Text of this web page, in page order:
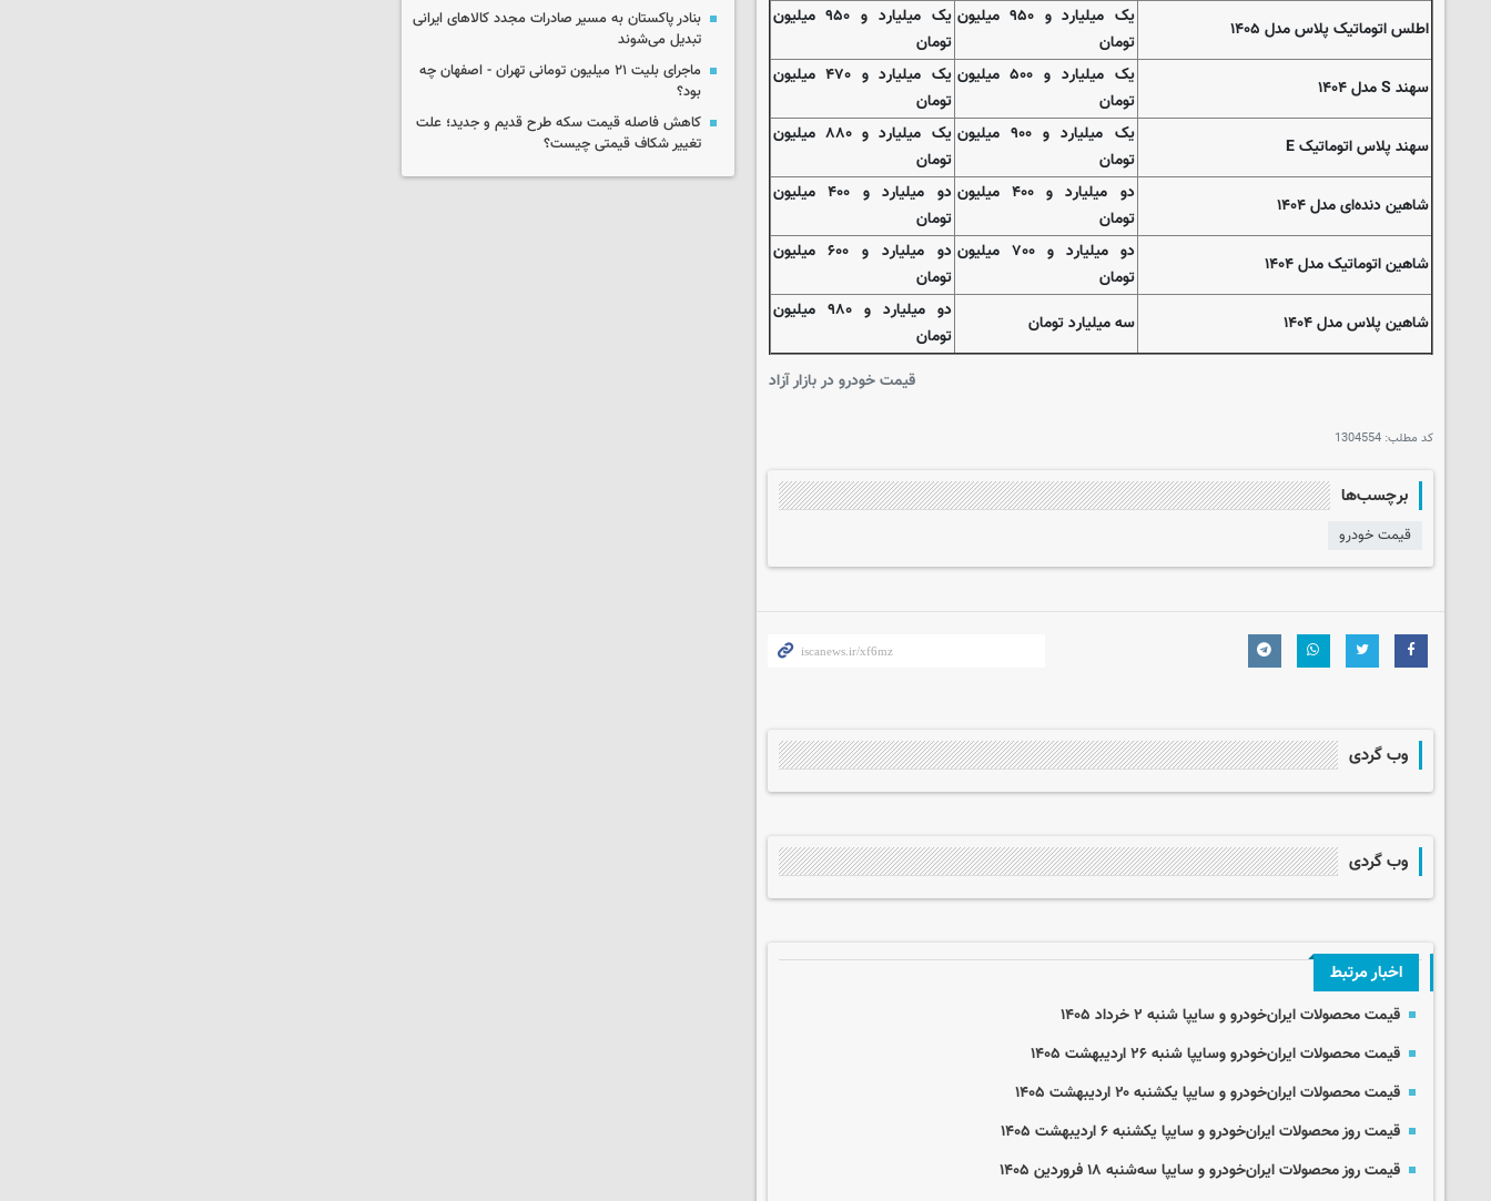
قیمت خودرو در بازار آزاد
اطلس اتوماتیک پلاس مدل ۱۴۰۵
یک میلیارد و ۹۵۰ میلیون
تومان
یک میلیارد و ۹۵۰ میلیون
تومان
سهند S مدل ۱۴۰۴
یک میلیارد و ۵۰۰ میلیون
تومان
یک میلیارد و ۴۷۰ میلیون
تومان
سهند پلاس اتوماتیک E
یک میلیارد و ۹۰۰ میلیون
تومان
یک میلیارد و ۸۸۰ میلیون
تومان
شاهین دنده‌ای مدل ۱۴۰۴
دو میلیارد و ۴۰۰ میلیون
تومان
دو میلیارد و ۴۰۰ میلیون
تومان
شاهین اتوماتیک مدل ۱۴۰۴
دو میلیارد و ۷۰۰ میلیون
تومان
دو میلیارد و ۶۰۰ میلیون
تومان
شاهین پلاس مدل ۱۴۰۴
سه میلیارد تومان
دو میلیارد و ۹۸۰ میلیون
تومان
کد مطلب: 1304554
برچسب‌ها
قیمت خودرو
وب گردی
وب گردی
اخبار مرتبط
قیمت محصولات ایران‌خودرو و سایپا شنبه ۲ خرداد ۱۴۰۵
قیمت محصولات ایران‌خودرو وسایپا شنبه ۲۶ اردیبهشت ۱۴۰۵
قیمت محصولات ایران‌خودرو و سایپا یکشنبه ۲۰ اردیبهشت ۱۴۰۵
قیمت روز محصولات ایران‌خودرو و سایپا یکشنبه ۶ اردیبهشت ۱۴۰۵
قیمت روز محصولات ایران‌خودرو و سایپا سه‌شنبه ۱۸ فروردین ۱۴۰۵
بنادر پاکستان به مسیر صادرات مجدد کالاهای ایرانی
تبدیل می‌شوند
ماجرای بلیت ۲۱ میلیون تومانی تهران - اصفهان چه
بود؟
کاهش فاصله قیمت سکه طرح قدیم و جدید؛ علت
تغییر شکاف قیمتی چیست؟